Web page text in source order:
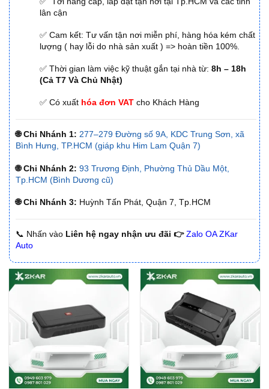
lân cận
✅ Cam kết: Tư vấn tận nơi miễn phí, hàng hóa kém chất
lượng ( hay lỗi do nhà sản xuất ) => hoàn tiền 100%.
✅ Thời gian làm việc kỹ thuật gắn tại nhà từ: 8h – 18h
(Cả T7 Và Chủ Nhật)
✅ Có xuất hóa đơn VAT cho Khách Hàng
🌐 Chi Nhánh 1: 277–279 Đường số 9A, KDC Trung Sơn, xã
Bình Hưng, TP.HCM (giáp khu Him Lam Quận 7)
🌐 Chi Nhánh 2: 93 Trương Định, Phường Thủ Dầu Một,
Tp.HCM (Bình Dương cũ)
🌐 Chi Nhánh 3: Huỳnh Tấn Phát, Quận 7, Tp.HCM
📞 Nhấn vào Liên hệ ngay nhận ưu đãi 👉 Zalo OA ZKar
Auto